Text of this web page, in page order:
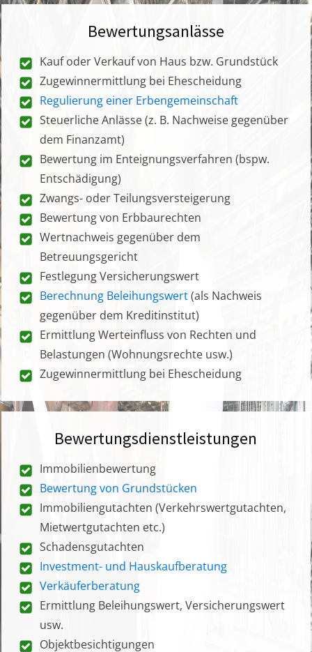
Bewertungsanlässe
Kauf oder Verkauf von Haus bzw. Grundstück
Zugewinnermittlung bei Ehescheidung
Regulierung einer Erbengemeinschaft
Steuerliche Anlässe (z. B. Nachweise gegenüber
dem Finanzamt)
Bewertung im Enteignungsverfahren (bspw.
Entschädigung)
Zwangs- oder Teilungsversteigerung
Bewertung von Erbbaurechten
Wertnachweis gegenüber dem
Betreuungsgericht
Festlegung Versicherungswert
Berechnung Beleihungswert(als Nachweis
gegenüber dem Kreditinstitut)
Ermittlung Werteinfluss von Rechten und
Belastungen (Wohnungsrechte usw.)
Zugewinnermittlung bei Ehescheidung
Bewertungsdienstleistungen
Immobilienbewertung
Bewertung von Grundstücken
Immobiliengutachten (Verkehrswertgutachten,
Mietwertgutachten etc.)
Schadensgutachten
Investment- und Hauskaufberatung
Verkäuferberatung
Ermittlung Beleihungswert, Versicherungswert
usw.
Objektbesichtigungen